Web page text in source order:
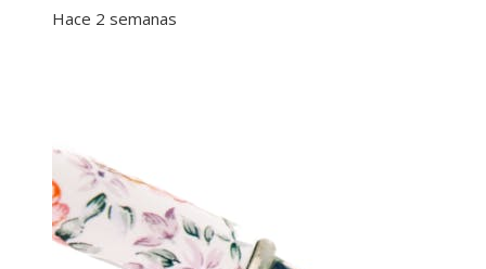
Hace 2 semanas